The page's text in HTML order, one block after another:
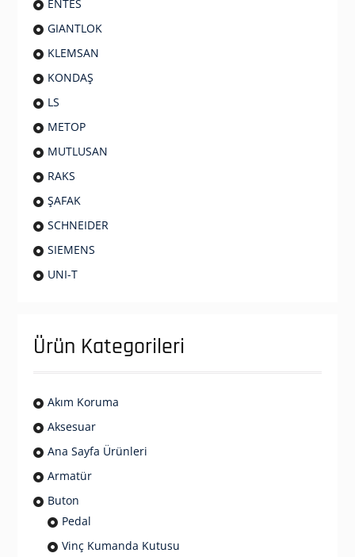
ENTES
GIANTLOK
KLEMSAN
KONDAŞ
LS
METOP
MUTLUSAN
RAKS
ŞAFAK
SCHNEIDER
SIEMENS
UNI-T
Ürün Kategorileri
Akım Koruma
Aksesuar
Ana Sayfa Ürünleri
Armatür
Buton
Pedal
Vinç Kumanda Kutusu